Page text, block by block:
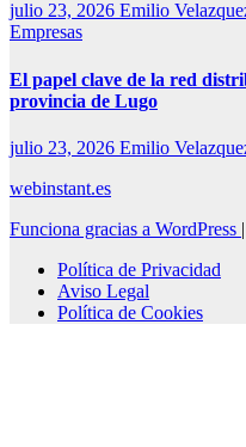
julio 23, 2026 Emilio
Empresas
El papel clave de la red
provincia de Lugo
julio 23, 2026 Emilio
webinstant.es
Funciona gracias a WordPress |
Política de Privacidad
Aviso Legal
Política de Cookies